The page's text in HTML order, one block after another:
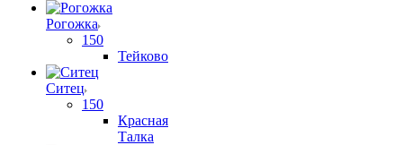
Рогожка
150
Тейково
Ситец
150
Красная
Талка